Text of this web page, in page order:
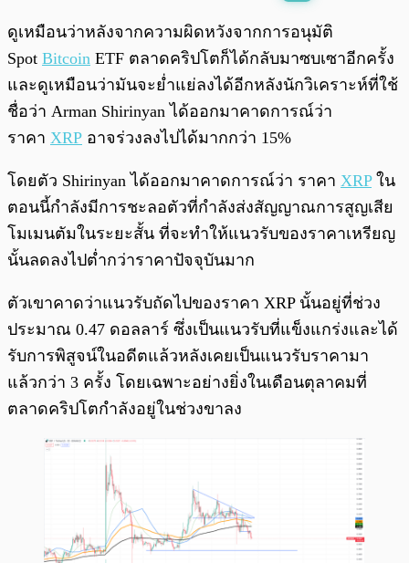
พร้อมเล่น 0:00/
ดูเหมือนว่าหลังจากความผิดหวังจากการอนุมัติ
Spot Bitcoin ETF ตลาดคริปโตก็ได้กลับมาซบเซาอีกครั้ง
และดูเหมือนว่ามันจะย่ำแย่ลงได้อีกหลังนักวิเคราะห์ที่ใช้
ชื่อว่า Arman Shirinyan ได้ออกมาคาดการณ์ว่า
ราคา XRP อาจร่วงลงไปได้มากกว่า 15%
โดยตัว Shirinyan ได้ออกมาคาดการณ์ว่า ราคา XRPใน
ตอนนี้กำลังมีการชะลอตัวที่กำลังส่งสัญญาณการสูญเสีย
โมเมนตัมในระยะสั้น ที่จะทำให้แนวรับของราคาเหรียญ
นั้นลดลงไปต่ำกว่าราคาปัจจุบันมาก
ตัวเขาคาดว่าแนวรับถัดไปของราคา XRP นั้นอยู่ที่ช่วง
ประมาณ 0.47 ดอลลาร์ ซึ่งเป็นแนวรับที่แข็งแกร่งและได้
รับการพิสูจน์ในอดีตแล้วหลังเคยเป็นแนวรับราคามา
แล้วกว่า 3 ครั้ง โดยเฉพาะอย่างยิ่งในเดือนตุลาคมที่
ตลาดคริปโตกำลังอยู่ในช่วงขาลง